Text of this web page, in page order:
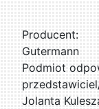
Producent:
Gutermann
Podmiot
Jolanta